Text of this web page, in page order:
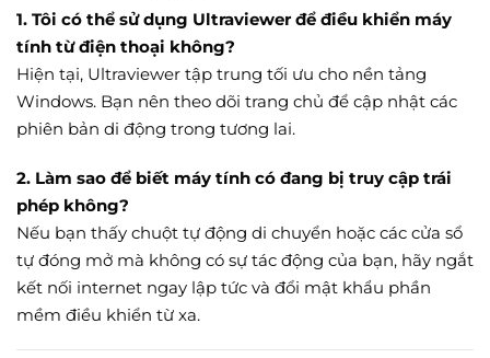
1. Tôi có thể sử dụng Ultraviewer để điều khiển máy
tính từ điện thoại không?
Hiện tại, Ultraviewer tập trung tối ưu cho nền tảng
Windows. Bạn nên theo dõi trang chủ để cập nhật các
phiên bản di động trong tương lai.
2. Làm sao để biết máy tính có đang bị truy cập trái
phép không?
Nếu bạn thấy chuột tự động di chuyển hoặc các cửa sổ
tự đóng mở mà không có sự tác động của bạn, hãy ngắt
kết nối internet ngay lập tức và đổi mật khẩu phần
mềm điều khiển từ xa.